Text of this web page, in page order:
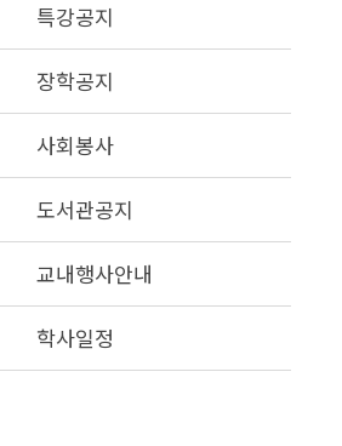
특강공지
장학공지
사회봉사
도서관공지
교내행사안내
학사일정